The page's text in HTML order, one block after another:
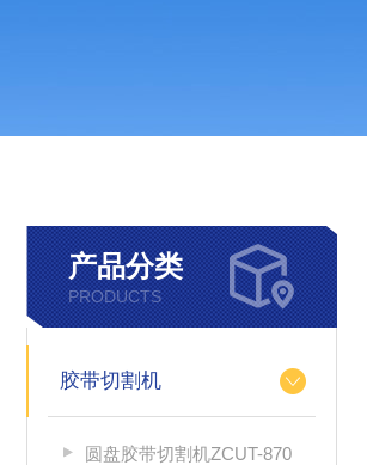
产品分类
PRODUCTS
胶带切割机
圆盘胶带切割机ZCUT-870